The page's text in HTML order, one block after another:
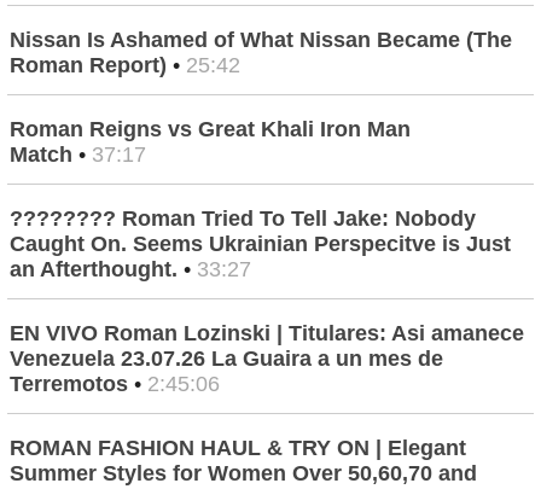
Nissan Is Ashamed of What Nissan Became (The
Roman Report) • 25:42
Roman Reigns vs Great Khali Iron Man
Match • 37:17
???????? Roman Tried To Tell Jake: Nobody
Caught On. Seems Ukrainian Perspecitve is Just
an Afterthought. • 33:27
EN VIVO Roman Lozinski | Titulares: Asi amanece
Venezuela 23.07.26 La Guaira a un mes de
Terremotos • 2:45:06
ROMAN FASHION HAUL & TRY ON | Elegant
Summer Styles for Women Over 50,60,70 and